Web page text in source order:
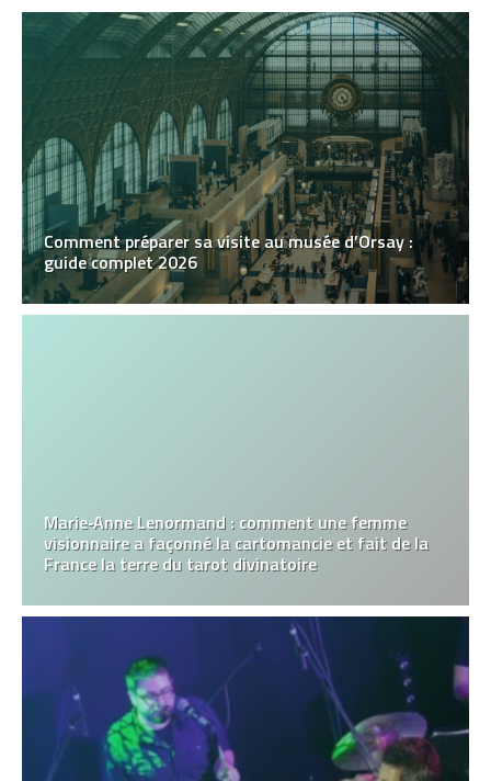
Comment préparer sa visite au musée d’Orsay :
guide complet 2026
Marie‑Anne Lenormand : comment une femme
visionnaire a façonné la cartomancie et fait de la
France la terre du tarot divinatoire